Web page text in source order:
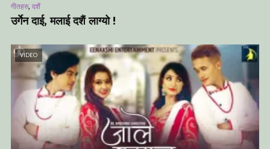
गीतहरु, दशैं
उर्गेन दाई, मलाई दशैं लाग्यो !
VIDEO